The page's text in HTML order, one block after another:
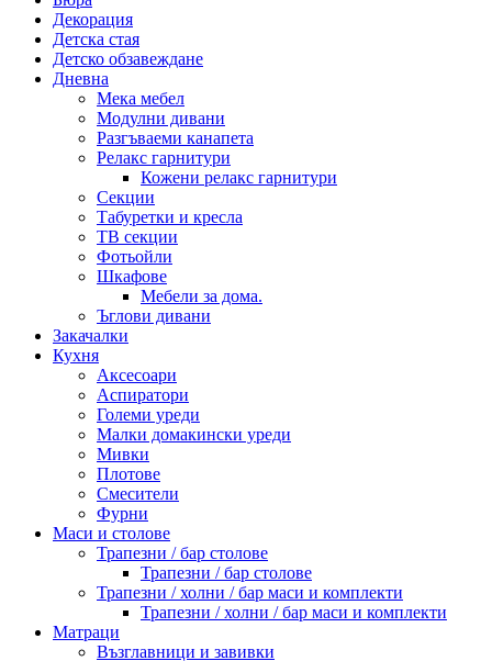
Декорация
Детска стая
Детско обзавеждане
Дневна
Мека мебел
Модулни дивани
Разгъваеми канапета
Релакс гарнитури
Кожени релакс гарнитури
Секции
Табуретки и кресла
ТВ секции
Фотьойли
Шкафове
Мебели за дома.
Ъглови дивани
Закачалки
Кухня
Аксесоари
Аспиратори
Големи уреди
Малки домакински уреди
Мивки
Плотове
Смесители
Фурни
Маси и столове
Трапезни / бар столове
Трапезни / бар столове
Трапезни / холни / бар маси и комплекти
Трапезни / холни / бар маси и комплекти
Матраци
Възглавници и завивки